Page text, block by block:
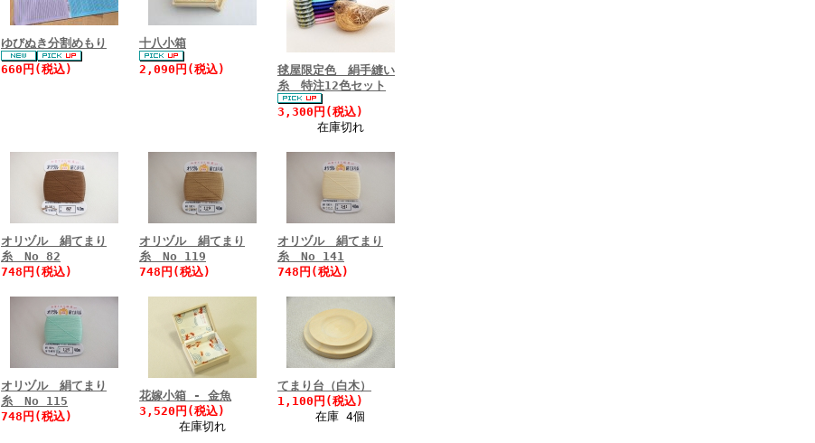
ゆびぬき分割めもり
660円(税込)
十八小箱
2,090円(税込)
毬屋限定色 絹手縫い
糸 特注12色セット
3,300円(税込)
在庫切れ
オリヅル 絹てまり
糸 No 82
748円(税込)
オリヅル 絹てまり
糸 No 119
748円(税込)
オリヅル 絹てまり
糸 No 141
748円(税込)
オリヅル 絹てまり
糸 No 115
748円(税込)
花嫁小箱 - 金魚
3,520円(税込)
在庫切れ
てまり台（白木）
1,100円(税込)
在庫 4個